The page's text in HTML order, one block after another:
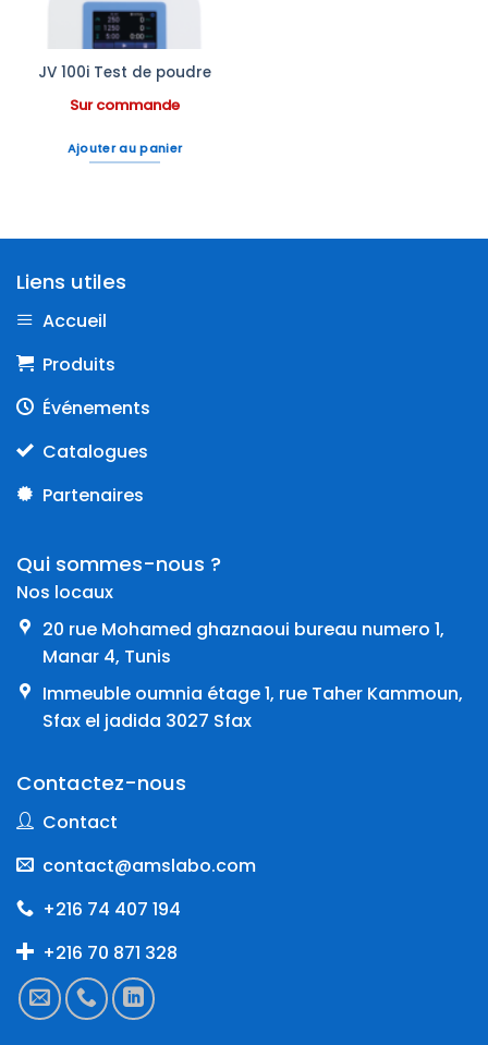
JV 100i Test de poudre
Sur commande
Ajouter au panier
Liens utiles
Accueil
Produits
Événements
Catalogues
Partenaires
Qui sommes-nous ?
Nos locaux
20 rue Mohamed ghaznaoui bureau numero 1,
Manar 4, Tunis
Immeuble oumnia étage 1, rue Taher Kammoun,
Sfax el jadida 3027 Sfax
Contactez-nous
Contact
contact@amslabo.com
+216 74 407 194
+216 70 871 328